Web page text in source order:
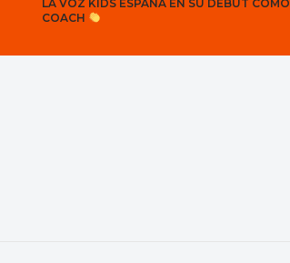
LA VOZ KIDS ESPAÑA EN SU DEBUT COMO
COACH